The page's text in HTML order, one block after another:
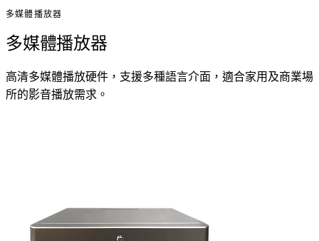
多媒體播放器
多媒體播放器
高清多媒體播放硬件，支援多種語言介面，適合家用及商業場
所的影音播放需求。